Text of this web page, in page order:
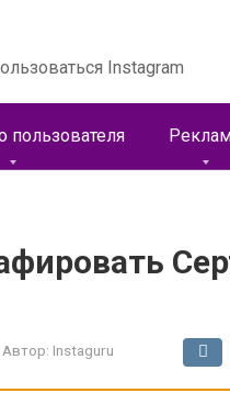
Instagram
пользователя
Автор: Instaguru